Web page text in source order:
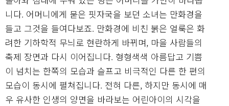
니다. 어머니에게 묻은 핏자국을 보던 소녀는 만화경을
들고 그것을 들여다보죠. 만화경에 비친 붉은 얼룩은 화
려한 기하학적 무늬로 현란하게 바뀌며, 마을 사람들의
축제 장면과 다시 이어집니다. 형형색색 아름답고 기쁨
이 넘치는 한쪽의 모습과 슬프고 비극적인 다른 한 편의
모습이 동시에 펼쳐집니다. 전혀 다른, 하지만 동시에 매
우 유사한 인생의 양면을 바라보는 어린아이의 시각을